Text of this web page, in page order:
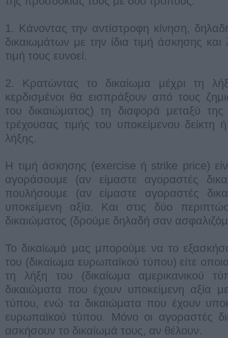
1. Κάνοντας την αντίστροφη κίνηση,
δικαιωμάτων με την ίδια τιμή άσκησης και
τιμή τους ευνοεί.
2. Κρατώντας το δικαίωμα μέχρι τη
κερδισμένοι θα εισπράξουν από τους
του δικαιώματος) τη διαφορά μεταξύ
τρέχουσας τιμής του υποκείμενου δείκτη
λήξης.
Η τιμή άσκησης (exercise ή strike price)
αγοράσουμε (αν είμαστε αγοραστές
πουλήσουμε (αν είμαστε αγοραστές
υποκείμενη αξία. Και στις δύο
δικαιώματος (δρούμε δηλαδή σαν
Το δικαίωμά μας μπορούμε να το
του (δικαίωμα ευρωπαϊκού τύπου) είτε
τη λήξη του (δικαίωμα αμερικανικού
δικαιώματα που έχουν υποκείμενη αξία
τύπου, ενώ τα δικαιώματα που έχουν
ευρωπαϊκού τύπου. Μόνο οι αγοραστές
ασκήσουν το δικαίωμά τους, αν θέλουν.